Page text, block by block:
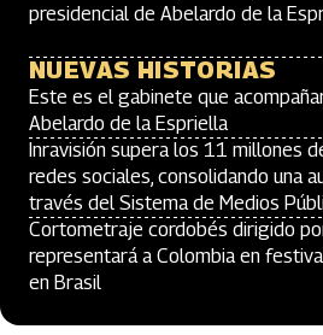
presidencial de Abelardo de la
NUEVAS HISTORIAS
Este es el gabinete que
Abelardo de la Espriella
Inravisión supera los 11 millones
redes sociales, consolidando una
través del Sistema de Medios
Cortometraje cordobés dirigido
representará a Colombia en
en Brasil